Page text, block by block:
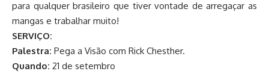
para qualquer brasileiro que tiver vontade de arregaçar as
mangas e trabalhar muito!
SERVIÇO:
Palestra: Pega a Visão com Rick Chesther.
Quando: 21 de setembro